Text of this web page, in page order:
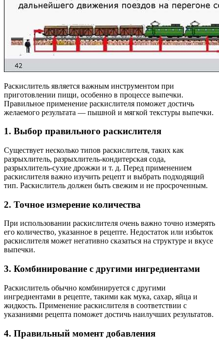
Раскислитель является важным инструментом при
приготовлении пищи, особенно в процессе выпечки.
Правильное применение раскислителя поможет достичь
желаемого результата — пышной и мягкой текстуры выпечки.
1. Выбор правильного раскислителя
Существует несколько типов раскислителя, таких как
разрыхлитель, разрыхлитель-кондитерская сода,
разрыхлитель-сухие дрожжи и т. д. Перед применением
раскислителя важно изучить рецепт и выбрать подходящий
тип. Раскислитель должен быть свежим и не просроченным.
2. Точное измерение количества
При использовании раскислителя очень важно точно измерять
его количество, указанное в рецепте. Недостаток или избыток
раскислителя может негативно сказаться на структуре и вкусе
выпечки.
3. Комбинирование с другими ингредиентами
Раскислитель обычно комбинируется с другими
ингредиентами в рецепте, такими как мука, сахар, яйца и
жидкость. Применение раскислителя в соответствии с
указаниями рецепта поможет достичь наилучших результатов.
4. Правильный момент добавления